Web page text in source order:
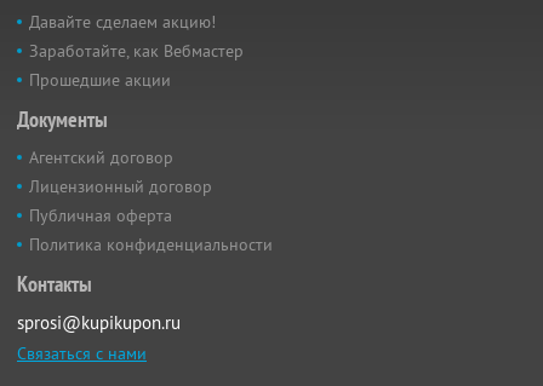
Давайте сделаем акцию!
Заработайте, как Вебмастер
Прошедшие акции
Документы
Агентский договор
Лицензионный договор
Публичная оферта
Политика конфиденциальности
Контакты
sprosi@kupikupon.ru
Связаться с нами